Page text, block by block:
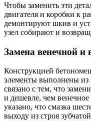
Чтобы заменить эти
двигателя и коробки к
демонтируют шкив и
узел собирают и
Замена венечной и
Конструкцией
элементы выполнены из
связано с тем, что
и дешевле, чем
указано, что смазка
выходу из строя